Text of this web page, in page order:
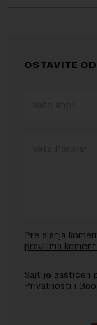
OSTAVITE
Pre slanja
pravilima
Sajt je zaštićen
Privatnosti i